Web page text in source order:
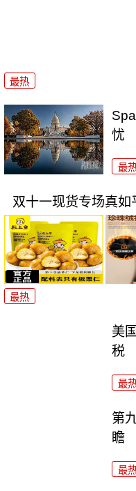
最热
忧
最
双十一现货专场真如
最热
美
税
最
第
瞻
最